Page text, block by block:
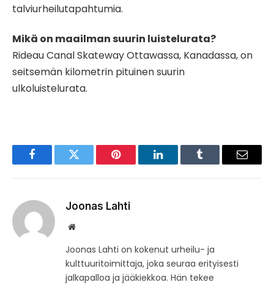
talviurheilutapahtumia.
Mikä on maailman suurin luistelurata?
Rideau Canal Skateway Ottawassa, Kanadassa, on
seitsemän kilometrin pituinen suurin
ulkoluistelurata.
FacebookTwitter Pinterest LinkedInTumblr Email
Joonas Lahti
Website
Joonas Lahti on kokenut urheilu- ja
kulttuuritoimittaja, joka seuraa erityisesti
jalkapalloa ja jääkiekkoa. Hän tekee